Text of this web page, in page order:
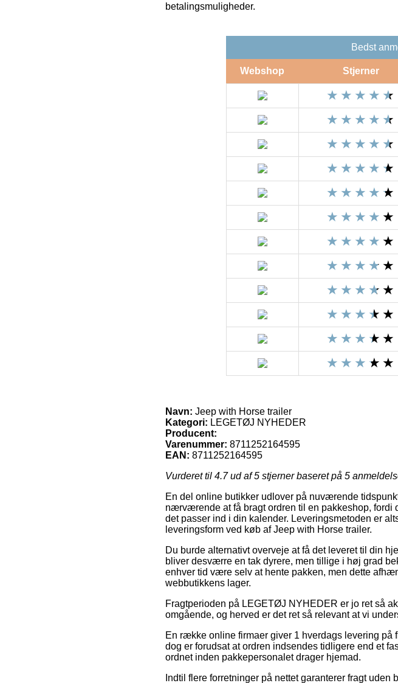
betalingsmuligheder.
Bedst
Webshop Stjerner
Navn: Jeep with Horse trailer
Kategori: LEGETØJ NYHEDER
Producent:
Varenummer: 8711252164595
EAN: 8711252164595
Vurderet til 4.7ud af 5 stjerner baseret på 5
En del online butikker udlover på nuværende
nærværende at få bragt ordren til en pakkeshop,
det passer ind i din kalender. Leveringsmetoden er
leveringsform ved køb af Jeep with Horse trailer.
Du burde alternativt overveje at få det leveret til din
bliver desværre en tak dyrere, men tillige i høj grad
enhver tid være selv at hente pakken, men dette
webbutikkens lager.
Fragtperioden på LEGETØJ NYHEDER er jo ret så
omgående, og herved er det ret så relevant at vi
En række online firmaer giver 1 hverdags levering på
dog er forudsat at ordren indsendes tidligere end et
ordnet inden pakkepersonalet drager hjemad.
Indtil flere forretninger på nettet garanterer fragt